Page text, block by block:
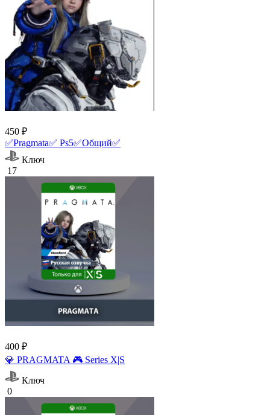
450 ₽
✅Pragmata✅ Ps5✅Общий✅
Ключ
17
400 ₽
💎 PRAGMATA 🎮 Series X|S
Ключ
0